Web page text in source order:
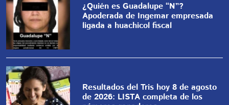
¿Quién es Guadalupe “N”?
Apoderada de Ingemar empresada
ligada a huachicol fiscal
Resultados del Tris hoy 8 de agosto
de 2026: LISTA completa de los